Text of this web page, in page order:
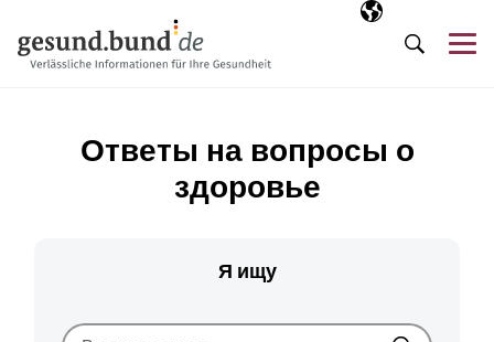
Выбранный
RU
Поиск
Ответы на вопросы о
здоровье
Я ищу